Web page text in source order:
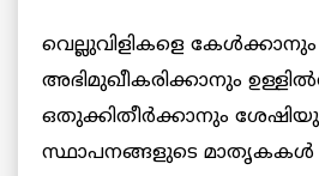
വെല്ലുവിളികളെ കേള്‍ക്കാനും
അഭിമുഖീകരിക്കാനും
ഒതുക്കിതീര്‍ക്കാനും
സ്ഥാപനങ്ങളുടെ മാതൃകകള്‍